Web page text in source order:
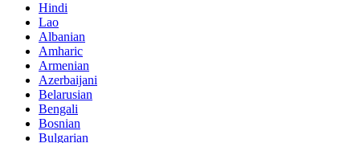
Hindi
Lao
Albanian
Amharic
Armenian
Azerbaijani
Belarusian
Bengali
Bosnian
Bulgarian